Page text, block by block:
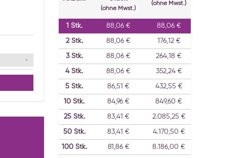
(ohne Mwst.)
(ohne Mwst.)
1 Stk. 88,06 € 88,06 €
2Stk. 88,06 € 176,12 €
3Stk. 88,06 € 264,18 €
4Stk. 88,06 € 352,24 €
5 Stk. 86,51 € 432,55 €
10 Stk. 84,96 € 849,60 €
25Stk. 83,41 € 2.085,25 €
50Stk. 83,41 € 4.170,50 €
100Stk. 81,86 € 8.186,00 €